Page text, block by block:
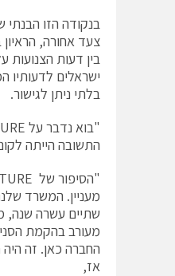
בנקודה הזו
צעד אחורה,
בין דעות הצנועות
ישראלים לדעותיו
בלתי ניתן לגישור.
התשובה הייתה
מעניין. המשרד
מעורב בהקמת
החברה כאן. זה
אז,